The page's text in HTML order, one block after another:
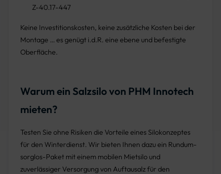
Z-40.17-447
Keine Investitionskosten, keine zusätzliche Kosten bei der
Montage … es genügt i.d.R. eine ebene und befestigte
Oberfläche.
Warum ein Salzsilo von PHM Innotech
mieten?
Testen Sie ohne Risiken die Vorteile eines Silokonzeptes
für den Winterdienst. Wir bieten Ihnen dazu ein Rundum-
sorglos-Paket mit einem mobilen Mietsilo und
zuverlässiger Versorgung von Auftausalz für den